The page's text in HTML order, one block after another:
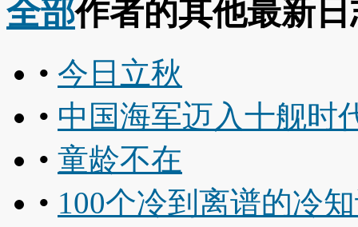
全部作者的其他最新日
• 今日立秋
• 中国海军迈入十舰时
• 童龄不在
• 100个冷到离谱的冷